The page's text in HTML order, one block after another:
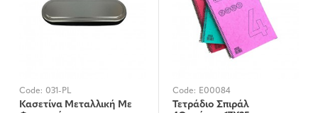
Code: 031-PL
Κασετίνα Μεταλλική Με
Code: E00084
Τετράδιο Σπιράλ